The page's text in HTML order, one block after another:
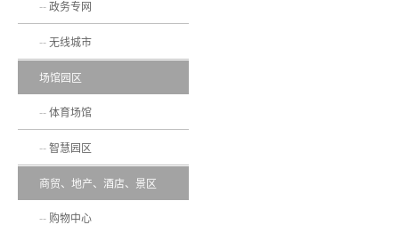
政务专网
无线城市
场馆园区
体育场馆
智慧园区
商贸、地产、酒店、景区
购物中心